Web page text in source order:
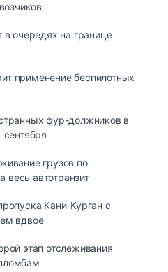
в очередях на границе
применение беспилотных
фур-должников в
сентября
грузов по
автотранзит
Кани-Курган с
вдвое
этап отслеживания